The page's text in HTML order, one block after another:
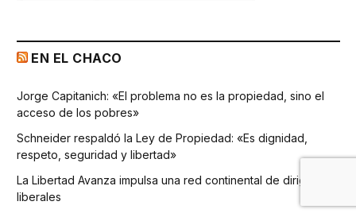
EN EL CHACO
Jorge Capitanich: «El problema no es la propiedad, sino el
acceso de los pobres»
Schneider respaldó la Ley de Propiedad: «Es dignidad,
respeto, seguridad y libertad»
La Libertad Avanza impulsa una red continental de dirigentes
liberales